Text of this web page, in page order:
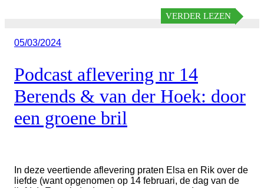
VERDER LEZEN
Geplaatst
05/03/2024
Podcast aflevering nr 14
Berends & van der Hoek: door
een groene bril
In deze veertiende aflevering praten Elsa en Rik over de
liefde (want opgenomen op 14 februari, de dag van de